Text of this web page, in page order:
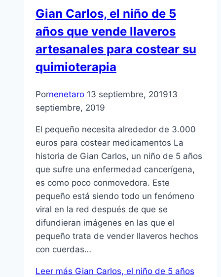
Gian Carlos, el niño de 5
años que vende llaveros
artesanales para costear su
quimioterapia
Pornenetaro 13 septiembre, 201913
septiembre, 2019
El pequeño necesita alrededor de 3.000
euros para costear medicamentos La
historia de Gian Carlos, un niño de 5 años
que sufre una enfermedad cancerígena,
es como poco conmovedora. Este
pequeño está siendo todo un fenómeno
viral en la red después de que se
difundieran imágenes en las que el
pequeño trata de vender llaveros hechos
con cuerdas…
Leer más Gian Carlos, el niño de 5 años